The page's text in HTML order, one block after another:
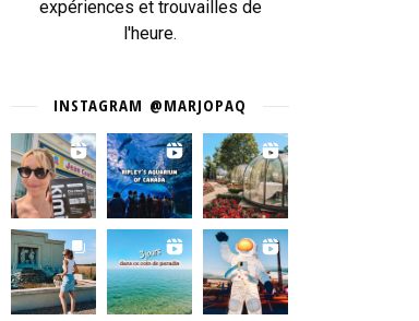
expériences et trouvailles de
l'heure.
INSTAGRAM @MARJOPAQ